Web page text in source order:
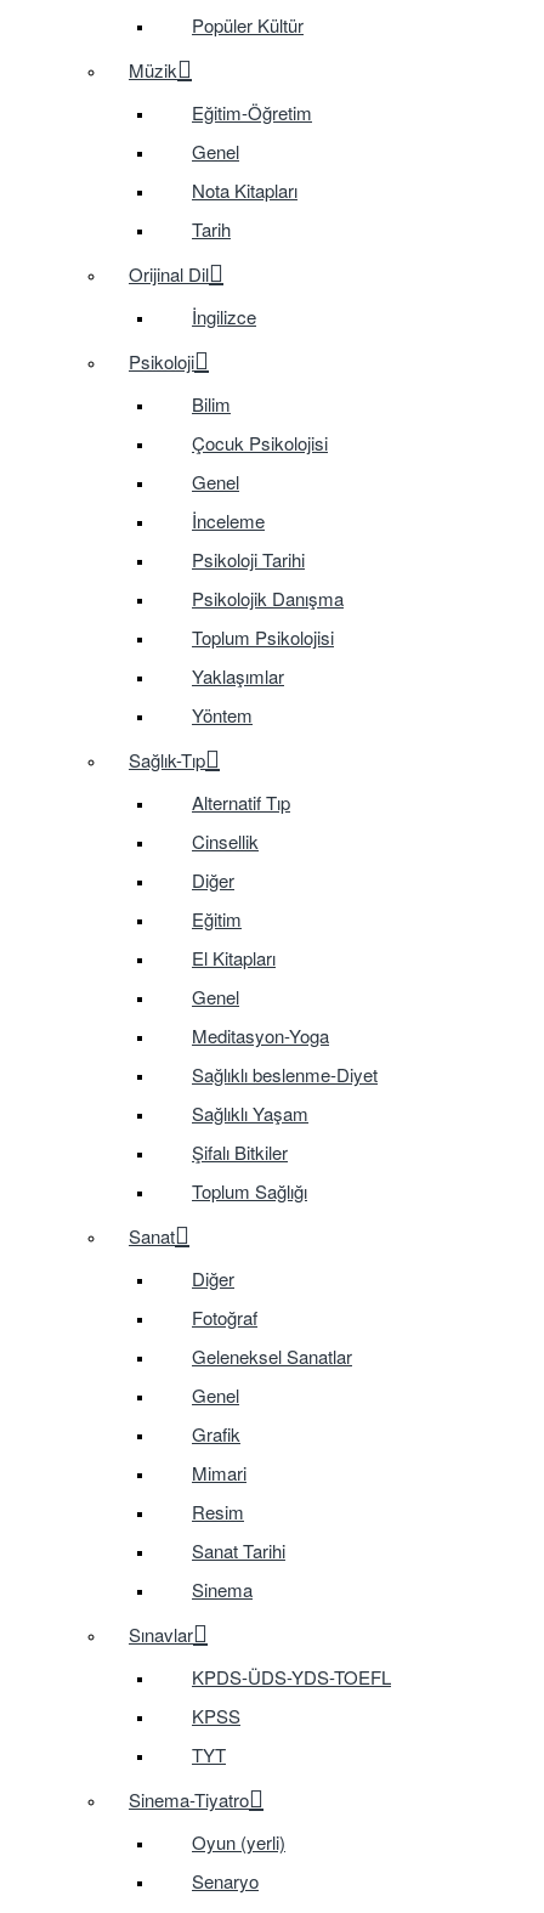
Popüler Kültür
Müzik
Eğitim-Öğretim
Genel
Nota Kitapları
Tarih
Orijinal Dil
İngilizce
Psikoloji
Bilim
Çocuk Psikolojisi
Genel
İnceleme
Psikoloji Tarihi
Psikolojik Danışma
Toplum Psikolojisi
Yaklaşımlar
Yöntem
Sağlık-Tıp
Alternatif Tıp
Cinsellik
Diğer
Eğitim
El Kitapları
Genel
Meditasyon-Yoga
Sağlıklı beslenme-Diyet
Sağlıklı Yaşam
Şifalı Bitkiler
Toplum Sağlığı
Sanat
Diğer
Fotoğraf
Geleneksel Sanatlar
Genel
Grafik
Mimari
Resim
Sanat Tarihi
Sinema
Sınavlar
KPDS-ÜDS-YDS-TOEFL
KPSS
TYT
Sinema-Tiyatro
Oyun (yerli)
Senaryo